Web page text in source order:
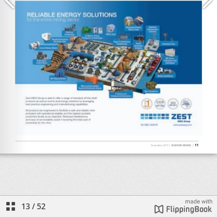
13/ 52